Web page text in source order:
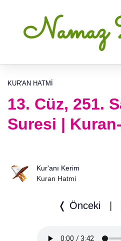
Namaz
KUR'AN HATMI
13. Cüz, 251.
Suresi |
Kur'anı Kerim
Kuran Hatmi
❬ Önceki